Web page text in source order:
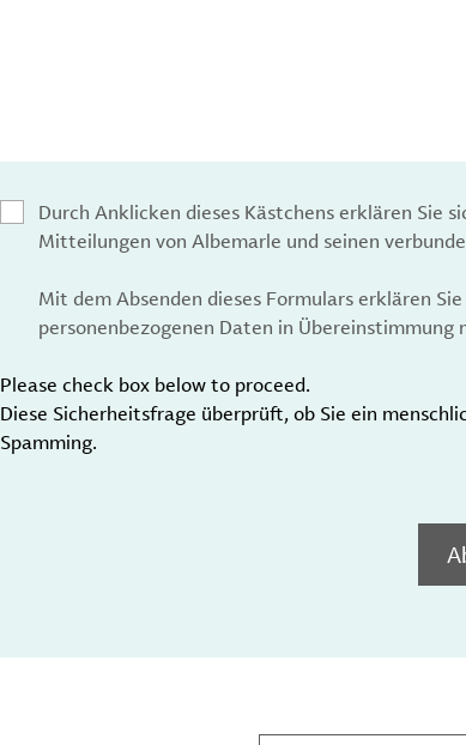
Durch Anklicken dieses Kästchens erklären Sie
Mitteilungen von Albemarle und seinen
Mit dem Absenden dieses Formulars erklären
personenbezogenen Daten in Übereinstimmung
Please check box below to proceed.
Diese Sicherheitsfrage überprüft, ob Sie ein
Spamming.